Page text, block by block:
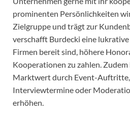
prominenten Persönlichkeiten
Zielgruppe und trägt zur
verschafft Burdecki eine
Firmen bereit sind, höhere
Kooperationen zu zahlen. Zudem
Marktwert durch Event-
Interviewtermine oder
erhöhen.